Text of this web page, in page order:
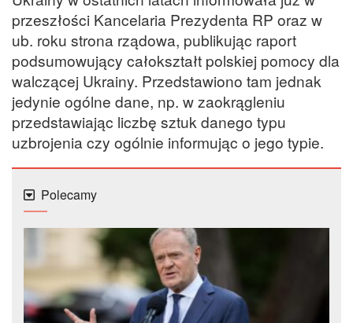
przeszłości Kancelaria Prezydenta RP oraz w
ub. roku strona rządowa, publikując raport
podsumowujący całokształt polskiej pomocy dla
walczącej Ukrainy. Przedstawiono tam jednak
jedynie ogólne dane, np. w zaokrągleniu
przedstawiając liczbę sztuk danego typu
uzbrojenia czy ogólnie informując o jego typie.
Polecamy